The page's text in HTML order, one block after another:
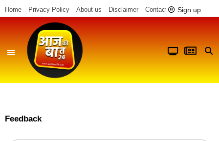
Home Privacy Policy About us Disclaimer Contact us Sign up
Feedback